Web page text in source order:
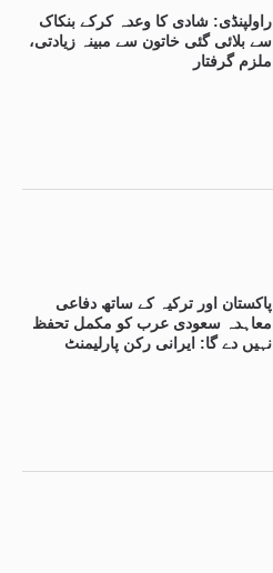
راولپنڈی: شادی کا وعدہ کرکے بنکاک
سے بلائی گئی خاتون سے مبینہ زیادتی،
ملزم گرفتار
پاکستان اور ترکیہ کے ساتھ دفاعی
معاہدہ سعودی عرب کو مکمل تحفظ
نہیں دے گا: ایرانی رکن پارلیمنٹ